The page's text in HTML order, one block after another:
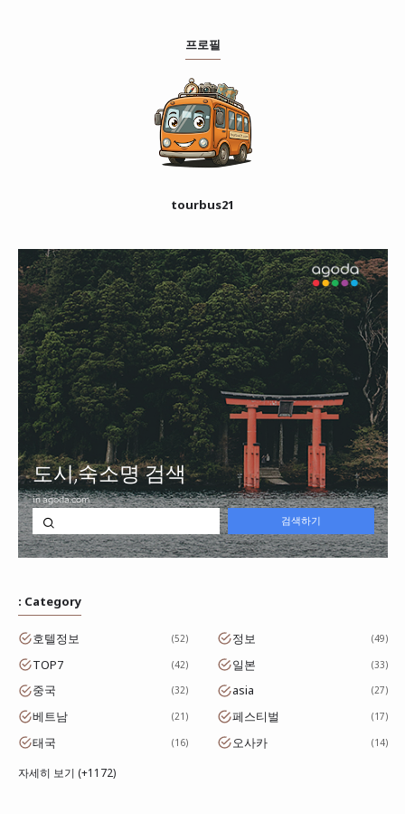
프로필
tourbus21
: Category
호텔정보 52 정보 49
TOP7 42 일본 33
중국 32 asia 27
베트남 21 페스티벌 17
태국 16 오사카 14
자세히 보기 (+1172)